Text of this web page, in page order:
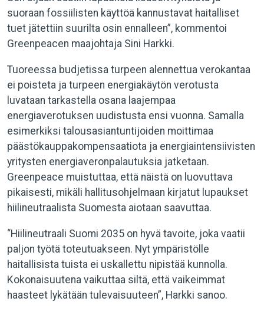
suoraan fossiilisten käyttöä kannustavat haitalliset
tuet jätettiin suurilta osin ennalleen”, kommentoi
Greenpeacen maajohtaja Sini Harkki.
Tuoreessa budjetissa turpeen alennettua verokantaa
ei poisteta ja turpeen energiakäytön verotusta
luvataan tarkastella osana laajempaa
energiaverotuksen uudistusta ensi vuonna. Samalla
esimerkiksi talousasiantuntijoiden moittimaa
päästökauppakompensaatiota ja energiaintensiivisten
yritysten energiaveronpalautuksia jatketaan.
Greenpeace muistuttaa, että näistä on luovuttava
pikaisesti, mikäli hallitusohjelmaan kirjatut lupaukset
hiilineutraalista Suomesta aiotaan saavuttaa.
“Hiilineutraali Suomi 2035 on hyvä tavoite, joka vaatii
paljon työtä toteutuakseen. Nyt ympäristölle
haitallisista tuista ei uskallettu nipistää kunnolla.
Kokonaisuutena vaikuttaa siltä, että vaikeimmat
haasteet lykätään tulevaisuuteen”, Harkki sanoo.